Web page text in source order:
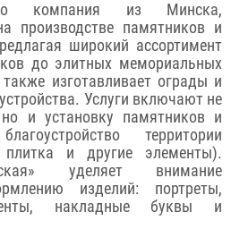
компания из Минска,
производстве памятников и
широкий ассортимент
до элитных мемориальных
изготавливает ограды и
Услуги включают не
и установку памятников и
территории
и другие элементы).
уделяет внимание
изделий: портреты,
накладные буквы и